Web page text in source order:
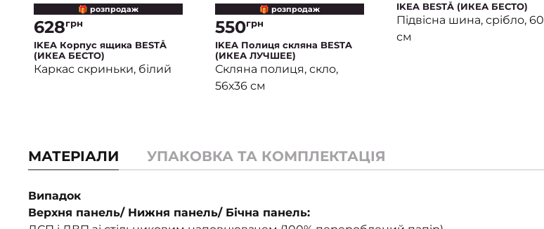
🎁 розпродаж
628грн
IKEA Корпус ящика BESTÅ
(ИКЕА БЕСТО)
Каркас скриньки, білий
🎁 розпродаж
550грн
IKEA Полиця скляна BESTA
(ИКЕА ЛУЧШЕЕ)
Скляна полиця, скло,
56х36 см
IKEA BESTÅ (ИКЕА БЕСТО)
Підвісна шина, срібло, 60
см
МАТЕРІАЛИ УПАКОВКА ТА КОМПЛЕКТАЦІЯ
Випадок
Верхня панель/ Нижня панель/ Бічна панель: